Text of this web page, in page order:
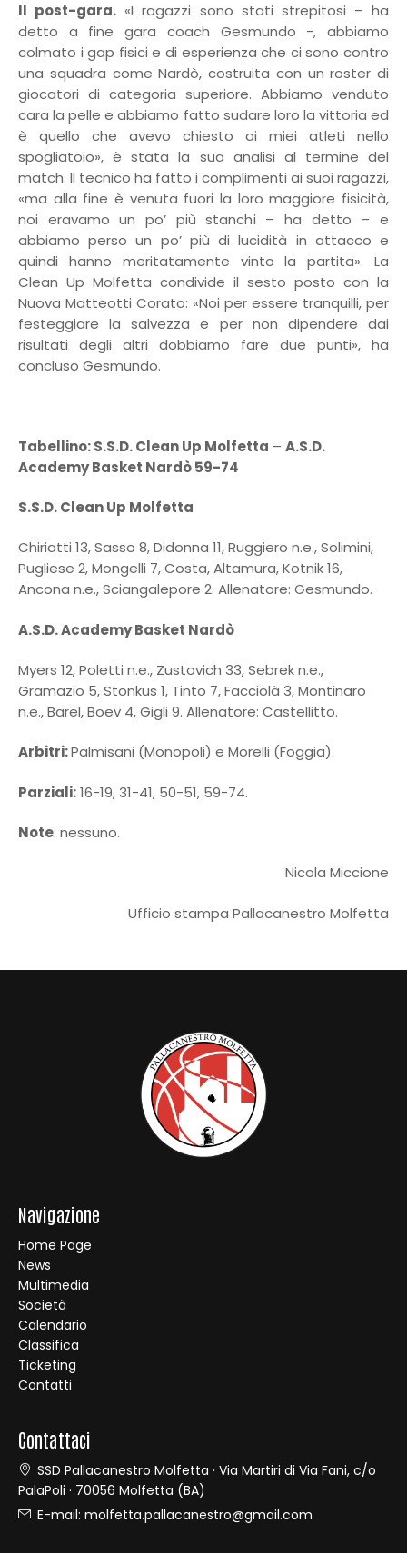
Il post-gara. «I ragazzi sono stati strepitosi – ha
detto a fine gara coach Gesmundo -, abbiamo
colmato i gap fisici e di esperienza che ci sono contro
una squadra come Nardò, costruita con un roster di
giocatori di categoria superiore. Abbiamo venduto
cara la pelle e abbiamo fatto sudare loro la vittoria ed
è quello che avevo chiesto ai miei atleti nello
spogliatoio», è stata la sua analisi al termine del
match. Il tecnico ha fatto i complimenti ai suoi ragazzi,
«ma alla fine è venuta fuori la loro maggiore fisicità,
noi eravamo un po’ più stanchi – ha detto – e
abbiamo perso un po’ più di lucidità in attacco e
quindi hanno meritatamente vinto la partita». La
Clean Up Molfetta condivide il sesto posto con la
Nuova Matteotti Corato: «Noi per essere tranquilli, per
festeggiare la salvezza e per non dipendere dai
risultati degli altri dobbiamo fare due punti», ha
concluso Gesmundo.
Tabellino: S.S.D. Clean Up Molfetta – A.S.D.
Academy Basket Nardò 59-74
S.S.D. Clean Up Molfetta
Chiriatti 13, Sasso 8, Didonna 11, Ruggiero n.e., Solimini,
Pugliese 2, Mongelli 7, Costa, Altamura, Kotnik 16,
Ancona n.e., Sciangalepore 2. Allenatore: Gesmundo.
A.S.D. Academy Basket Nardò
Myers 12, Poletti n.e., Zustovich 33, Sebrek n.e.,
Gramazio 5, Stonkus 1, Tinto 7, Facciolà 3, Montinaro
n.e., Barel, Boev 4, Gigli 9. Allenatore: Castellitto.
Arbitri:Palmisani (Monopoli) e Morelli (Foggia).
Parziali:16-19, 31-41, 50-51, 59-74.
Note: nessuno.
Nicola Miccione
Ufficio stampa Pallacanestro Molfetta
Navigazione
Home Page
News
Multimedia
Società
Calendario
Classifica
Ticketing
Contatti
Contattaci
SSD Pallacanestro Molfetta · Via Martiri di Via Fani, c/o
PalaPoli · 70056 Molfetta (BA)
E-mail: molfetta.pallacanestro@gmail.com